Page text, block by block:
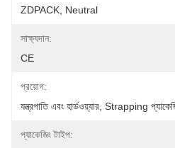
ZDPACK, Neutral
সাক্ষ্যদান:
CE
প্রয়োগ:
যন্ত্রপাতি এবং হার্ডওয়্যার, Strapping
প্যাকেজিং টাইপ: